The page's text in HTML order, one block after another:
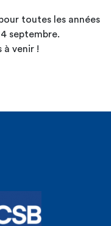
toutes les années
septembre.
à venir !